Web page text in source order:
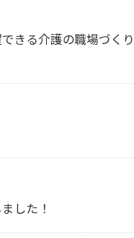
きる介護の職場づく
した！